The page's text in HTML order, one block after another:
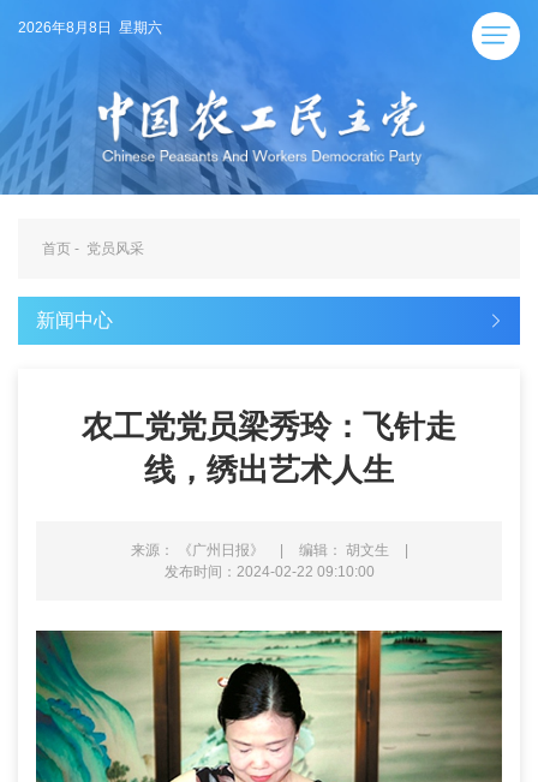
2026年8月8日 星期六
首页 - 党员风采
新闻中心
农工党党员梁秀玲：飞针走
线，绣出艺术人生
来源： 《广州日报》 | 编辑： 胡文生
|
发布时间：2024-02-22 09:10:00